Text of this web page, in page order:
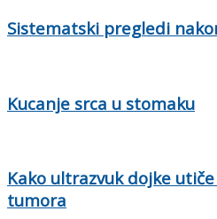
Sistematski pregledi
Kucanje srca u stomaku
Kako ultrazvuk dojke
tumora